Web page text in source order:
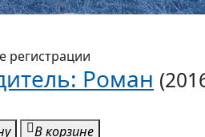
регистрации
Роман
В корзине